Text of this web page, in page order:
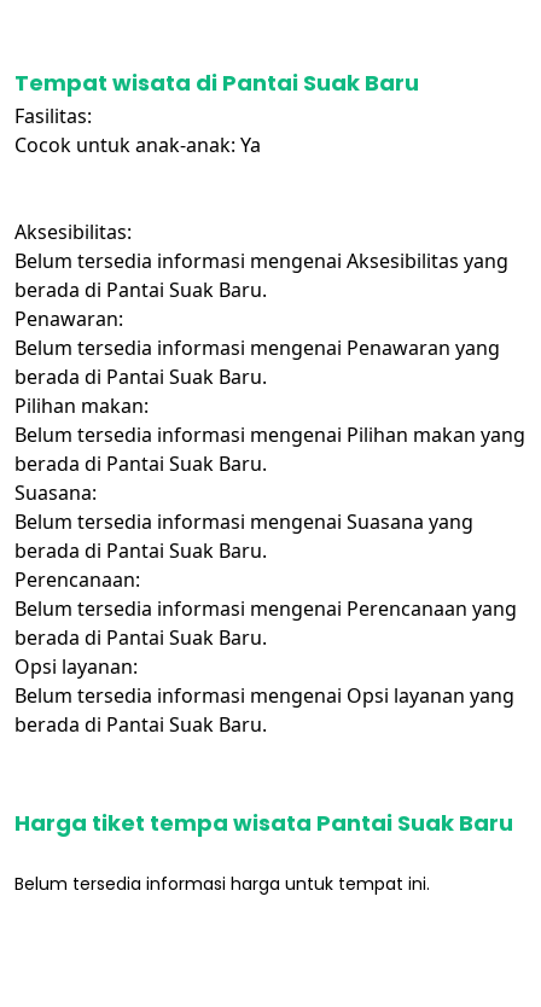
Tempat wisata di Pantai Suak Baru
Fasilitas:
Cocok untuk anak-anak: Ya
Aksesibilitas:
Belum tersedia informasi mengenai Aksesibilitas yang
berada di Pantai Suak Baru.
Penawaran:
Belum tersedia informasi mengenai Penawaran yang
berada di Pantai Suak Baru.
Pilihan makan:
Belum tersedia informasi mengenai Pilihan makan yang
berada di Pantai Suak Baru.
Suasana:
Belum tersedia informasi mengenai Suasana yang
berada di Pantai Suak Baru.
Perencanaan:
Belum tersedia informasi mengenai Perencanaan yang
berada di Pantai Suak Baru.
Opsi layanan:
Belum tersedia informasi mengenai Opsi layanan yang
berada di Pantai Suak Baru.
Harga tiket tempa wisata Pantai Suak Baru
Belum tersedia informasi harga untuk tempat ini.